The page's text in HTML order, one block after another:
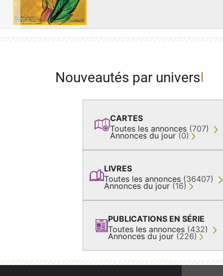
Nouveautés par univers
CARTES
Toutes les annonces (707)
Annonces du jour (0)
LIVRES
Toutes les annonces (36407)
Annonces du jour (16)
PUBLICATIONS EN SÉRIE
Toutes les annonces (432)
Annonces du jour (226)